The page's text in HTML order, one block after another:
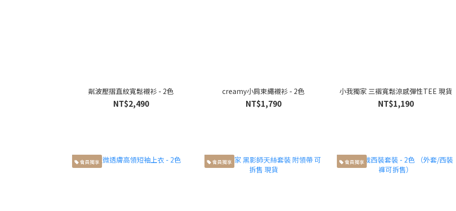
粼波壓摺直紋寬鬆襯衫 - 2色
NT$2,490
creamy小肩束繩襯衫 - 2色
NT$1,790
小我獨家 三褶寬鬆涼感彈性TEE 現貨
NT$1,190
會員獨享 會員獨享 會員獨享